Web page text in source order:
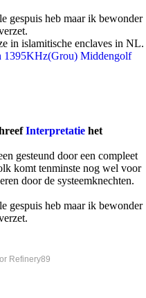
gespuis heb maar ik bewonder
in islamitische enclaves in NL.
1395KHz(Grou) Middengolf
Interpretatie het
gesteund door een compleet
komt tenminste nog wel voor
door de systeemknechten.
gespuis heb maar ik bewonder
Refinery89